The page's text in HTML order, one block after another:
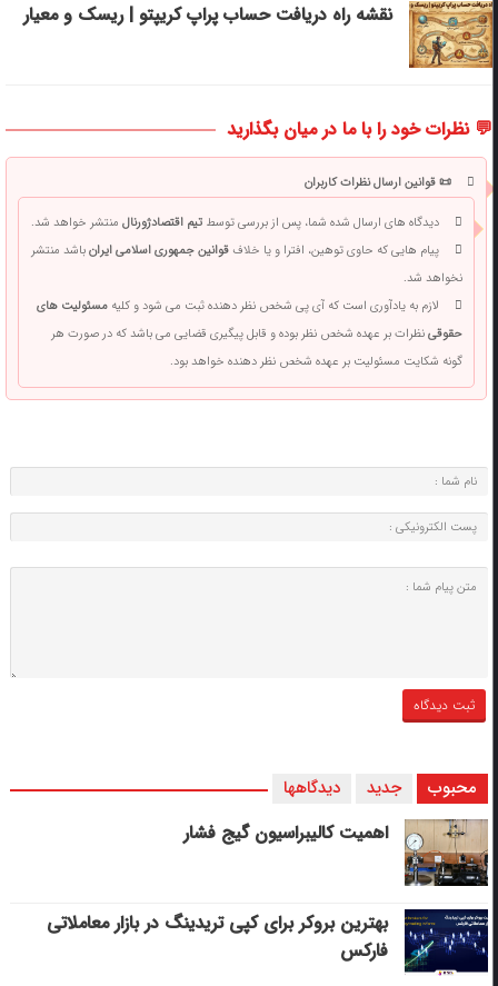
نقشه راه دریافت حساب پراپ کریپتو | ریسک‌ و معیار
💬 نظرات خود را با ما در میان بگذارید
📜 قوانین ارسال نظرات کاربران
دیدگاه های ارسال شده شما، پس از بررسی توسطتیم اقتصادژورنالمنتشر خواهد شد.
پیام هایی که حاوی توهین، افترا و یا خلافقوانین جمهوری اسلامی ایرانباشد منتشر
نخواهد شد.
لازم به یادآوری است که آی پی شخص نظر دهنده ثبت می شود و کلیهمسئولیت های
حقوقینظرات بر عهده شخص نظر بوده و قابل پیگیری قضایی می باشد که در صورت هر
گونه شکایت مسئولیت بر عهده شخص نظر دهنده خواهد بود.
محبوب جدید دیدگاهها
اهمیت کالیبراسیون گیج فشار
بهترین بروکر برای کپی‌ تریدینگ در بازار معاملاتی
فارکس